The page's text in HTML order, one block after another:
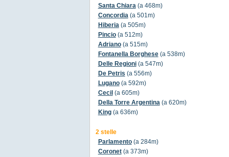
Santa Chiara(a 468m)
Concordia(a 501m)
Hiberia(a 505m)
Pincio(a 512m)
Adriano(a 515m)
Fontanella Borghese(a 538m)
Delle Regioni(a 547m)
De Petris (a 556m)
Lugano(a 592m)
Cecil (a 605m)
Della Torre Argentina(a 620m)
King(a 636m)
2 stelle
Parlamento(a 284m)
Coronet(a 373m)